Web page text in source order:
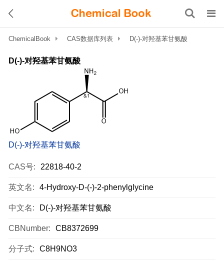
ChemicalBook CAS数据库列表 D(-)-对羟基苯甘氨酸
D(-)-对羟基苯甘氨酸
D(-)-对羟基苯甘氨酸
CAS号: 22818-40-2
英文名: 4-Hydroxy-D-(-)-2-phenylglycine
中文名: D(-)-对羟基苯甘氨酸
CBNumber: CB8372699
分子式: C8H9NO3